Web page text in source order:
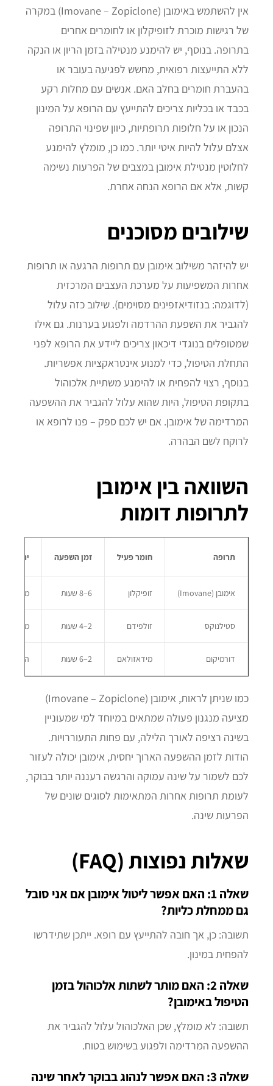
אין להשתמש באימובן (Imovane – Zopiclone) במקרה
של רגישות מוכרת לזופיקלון או לחומרים אחרים
בתרופה. בנוסף, יש להימנע מנטילה בזמן הריון או הנקה
ללא התייעצות רפואית, מחשש לפגיעה בעובר או
בהעברת חומרים בחלב האם. אנשים עם מחלות רקע
בכבד או בכליות צריכים להתייעץ עם הרופא על המינון
הנכון או על חלופות תרופתיות, כיוון שפינוי התרופה
אצלם עלול להיות איטי יותר. כמו כן, מומלץ להימנע
לחלוטין מנטילת אימובן במצבים של הפרעות נשימה
קשות, אלא אם הרופא הנחה אחרת.
שילובים מסוכנים
יש להיזהר משילוב אימובן עם תרופות הרגעה או תרופות
אחרות המשפיעות על מערכת העצבים המרכזית
(לדוגמה: בנזודיאזפינים מסוימים). שילוב כזה עלול
להגביר את השפעת ההרדמה ולפגוע בערנות. גם אילו
שמטופלים בנוגדי דיכאון צריכים ליידע את הרופא לפני
התחלת הטיפול, כדי למנוע אינטראקציות אפשריות.
בנוסף, רצוי להפחית או להימנע משתיית אלכוהול
בתקופת הטיפול, היות שהוא עלול להגביר את ההשפעה
המרדימה של אימובן. אם יש לכם ספק – פנו לרופא או
לרוקח לשם הבהרה.
השוואה בין אימובן
לתרופות דומות
תרופה חומר פעיל זמן השפעה יתרון עיקרי
אימובן (Imovane) זופיקלון משרה שינה
סטילנוקס זולפידם מתאים
דורמיקום מידאזולאם השריית
כמו שניתן לראות, אימובן (Imovane – Zopiclone)
מציעה מנגנון פעולה שמתאים במיוחד למי שמעוניין
בשינה רציפה לאורך הלילה, עם פחות התעוררויות.
הודות לזמן ההשפעה הארוך יחסית, אימובן יכולה לעזור
לכם לשמור על שינה עמוקה והרגשה רעננה יותר בבוקר,
לעומת תרופות אחרות המתאימות לסוגים שונים של
הפרעות שינה.
שאלות נפוצות (FAQ)
שאלה 1:
האם אפשר ליטול אימובן אם אני סובל
גם ממחלת כליות?
תשובה: כן, אך חובה להתייעץ עם רופא. ייתכן שתידרשו
להפחית במינון.
שאלה 2:
האם מותר לשתות אלכוהול בזמן
הטיפול באימובן?
תשובה: לא מומלץ, שכן האלכוהול עלול להגביר את
ההשפעה המרדימה ולפגוע בשימוש בטוח.
שאלה 3:
האם אפשר לנהוג בבוקר לאחר שינה